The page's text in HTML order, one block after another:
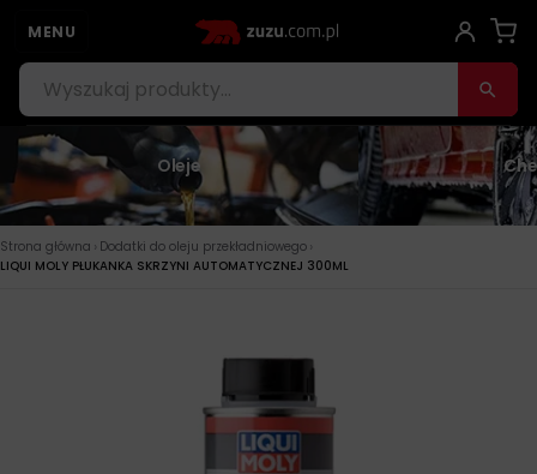
MENU
Oleje
Strona główna › Dodatki do oleju przekładniowego ›
LIQUI MOLY PŁUKANKA SKRZYNI AUTOMATYCZNEJ 300ML